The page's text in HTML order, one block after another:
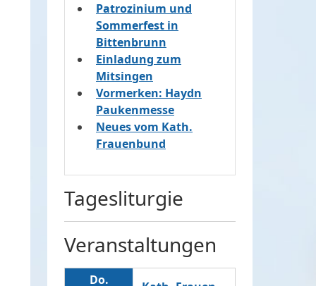
Patrozinium und
Sommerfest in
Bittenbrunn
Einladung zum
Mitsingen
Vormerken: Haydn
Paukenmesse
Neues vom Kath.
Frauenbund
Tagesliturgie
Veranstaltungen
Do.